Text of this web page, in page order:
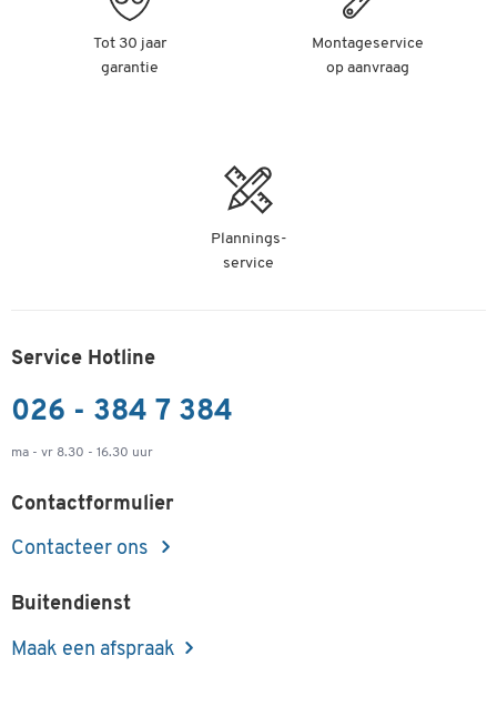
Tot 30 jaar
garantie
Montageservice
op aanvraag
Plannings-
service
Service Hotline
026 - 384 7 384
ma - vr 8.30 - 16.30 uur
Contactformulier
Contacteer ons
Buitendienst
Maak een afspraak